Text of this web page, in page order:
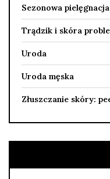
Sezonowa
Trądzik i skóra
Uroda
Uroda męska
Złuszczanie skóry: